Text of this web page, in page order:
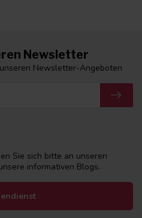
Sie sich bitte an unseren
informativen Blogs.
Newsletter
Newsletter-Angeboten